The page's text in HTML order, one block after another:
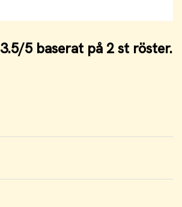
3.5/5 baserat på 2 st röster.